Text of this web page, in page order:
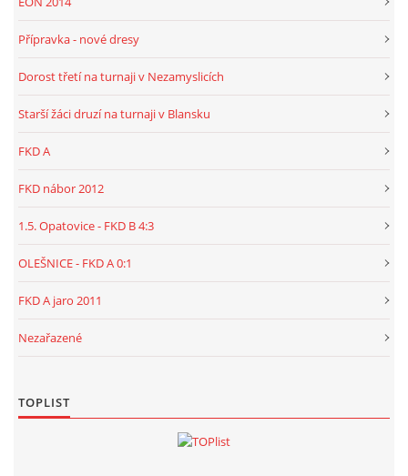
Přípravka - nové dresy
Dorost třetí na turnaji v Nezamyslicích
Starší žáci druzí na turnaji v Blansku
FKD A
FKD nábor 2012
1.5. Opatovice - FKD B 4:3
OLEŠNICE - FKD A 0:1
FKD A jaro 2011
Nezařazené
TOPLIST